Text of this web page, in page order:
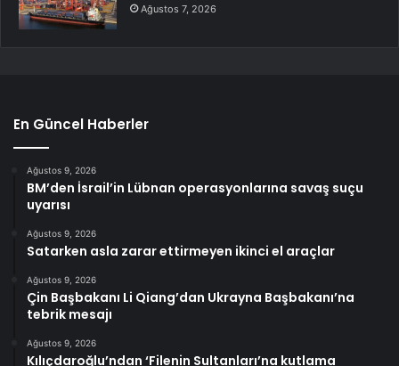
Ağustos 7, 2026
En Güncel Haberler
Ağustos 9, 2026
BM’den İsrail’in Lübnan operasyonlarına savaş suçu
uyarısı
Ağustos 9, 2026
Satarken asla zarar ettirmeyen ikinci el araçlar
Ağustos 9, 2026
Çin Başbakanı Li Qiang’dan Ukrayna Başbakanı’na
tebrik mesajı
Ağustos 9, 2026
Kılıçdaroğlu’ndan ‘Filenin Sultanları’na kutlama